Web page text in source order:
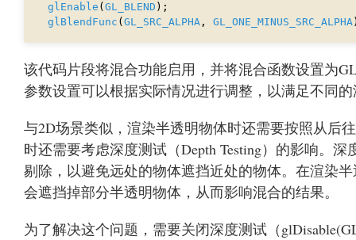
glEnable ( GL_BLEND
glBlendFunc ( GL_SRC_ALPHA , GL_ONE_MINUS_SRC_ALPHA
该代码片段将混合功能启用，并将混合函数设置为
参数设置可以根据实际情况进行调整，以满足不同
与2D场景类似，渲染半透明物体时还需要按照从后
时还需要考虑深度测试（Depth Testing）的影响。
剔除，以避免远处的物体遮挡近处的物体。在渲染
会遮挡掉部分半透明物体，从而影响混合的结果。
为了解决这个问题，需要关闭深度测试（